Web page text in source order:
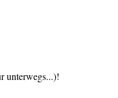
unterwegs...)!